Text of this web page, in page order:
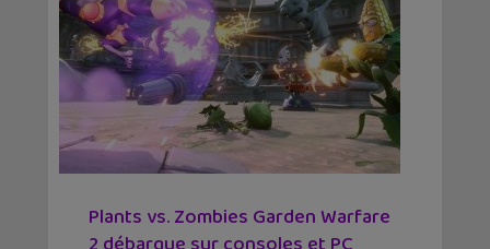
Plants vs. Zombies Garden Warfare